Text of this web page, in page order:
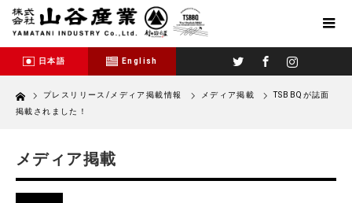
日本語 English
Home プレスリリース/メディア掲載情報 メディア掲載
TSBBQが誌面
掲載されました！
メディア掲載